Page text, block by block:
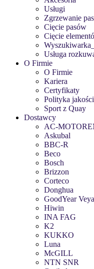
Usługi
Zgrzewanie
Cięcie pasów
Cięcie
Usługa
O Firmie
O Firmie
Kariera
Certyfikaty
Polityka jakości
Sport z Quay
Dostawcy
AC-
Askubal
BBC-R
Beco
Bosch
Brizzon
Corteco
Donghua
GoodYear
Hiwin
INA FAG
K2
KUKKO
Luna
McGILL
NTN SNR